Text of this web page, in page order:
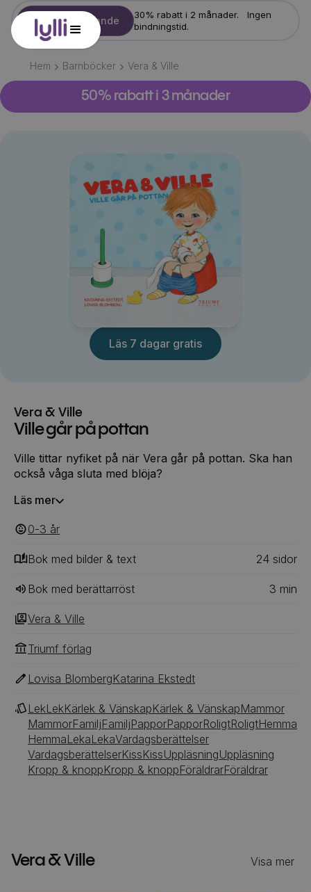
Starta erbjudande
30% rabatt i 2 månader. Ingen
bindningstid.
Hem Barnböcker Vera & Ville
50% rabatt i 3 månader
Läs 7 dagar gratis
Vera & Ville
Ville går på pottan
Ville tittar nyfiket på när Vera går på pottan. Ska han
också våga sluta med blöja?
Läs mer
0-3 ‎‎ år
Bok med bilder & text 24 ‎‎ sidor
Bok med berättarröst 3 min
Vera & Ville
Triumf förlag
Lovisa BlombergKatarina Ekstedt
LekLekKärlek & VänskapKärlek & VänskapMammor
MammorFamiljFamiljPapporPapporRoligtRoligtHemma
HemmaLekaLekaVardagsberättelser
VardagsberättelserKissKissUppläsningUppläsning
Kropp & knoppKropp & knoppFöräldrarFöräldrar
Vera & Ville Visa mer